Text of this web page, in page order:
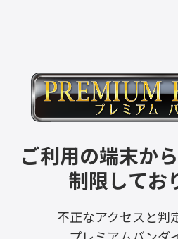
ご利用の端末か
制限してお
不正なアクセスと判